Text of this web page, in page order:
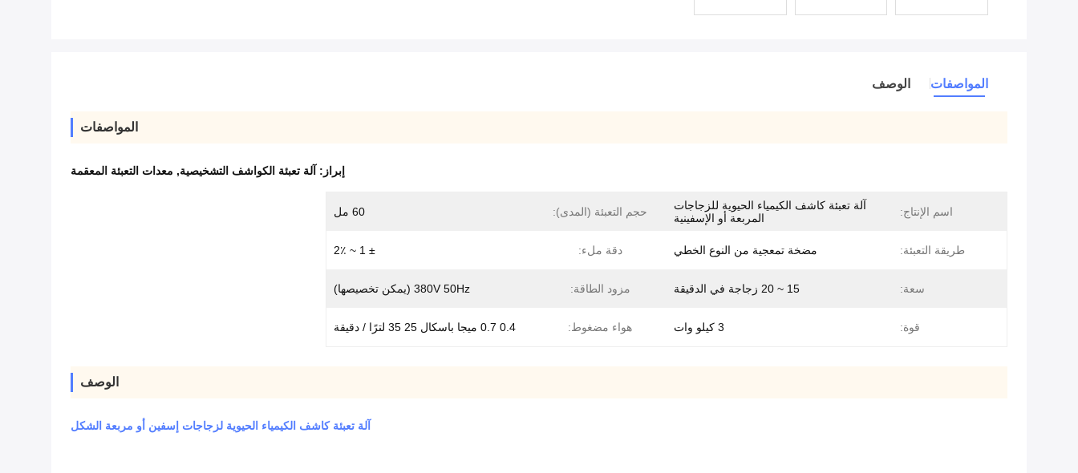
المواصفات الوصف
المواصفات
إبراز: آلة تعبئة الكواشف التشخيصية, معدات التعبئة المعقمة
اسم الإنتاج:
آلة تعبئة كاشف الكيمياء الحيوية للزجاجات
المربعة أو الإسفينية
حجم التعبئة (المدى): 60 مل
طريقة التعبئة: مضخة تمعجية من النوع الخطي دقة ملء: ± 1 ~ 2٪
سعة: 15 ~ 20 زجاجة في الدقيقة مزود الطاقة: 380V 50Hz (يمكن تخصيصها)
قوة: 3 كيلو وات هواء مضغوط: 0.4 0.7 ميجا باسكال 25 35 لترًا / دقيقة
الوصف
آلة تعبئة كاشف الكيمياء الحيوية لزجاجات إسفين أو مربعة الشكل